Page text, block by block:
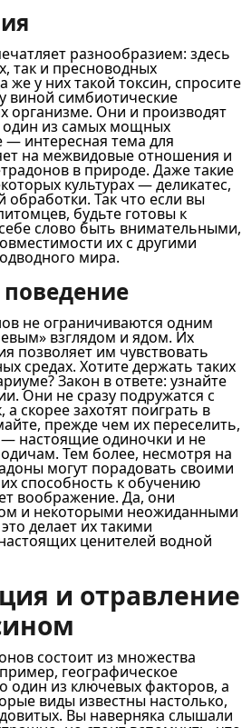
разнообразием: здесь
так и пресноводных
же у них такой токсин, спросите
виной симбиотические
организме. Они и производят
один из самых мощных
интересная тема для
на межвидовые отношения и
в природе. Даже такие
культурах — деликатес,
обработки. Так что если вы
будьте готовы к
слово быть внимательными,
их с другими
мира.
не ограничиваются одним
взглядом и ядом. Их
позволяет им чувствовать
средах. Хотите держать таких
Закон в ответе: узнайте
Они не сразу подружатся с
скорее захотят поиграть в
прежде чем их переселить,
— настоящие одиночки и не
Тем более, несмотря на
могут порадовать своими
способность к обучению
воображение. Да, они
и некоторыми неожиданными
делает их такими
ценителей водной
и отравление
состоит из множества
географическое
один из ключевых факторов, а
виды известны настолько,
Вы наверняка слышали